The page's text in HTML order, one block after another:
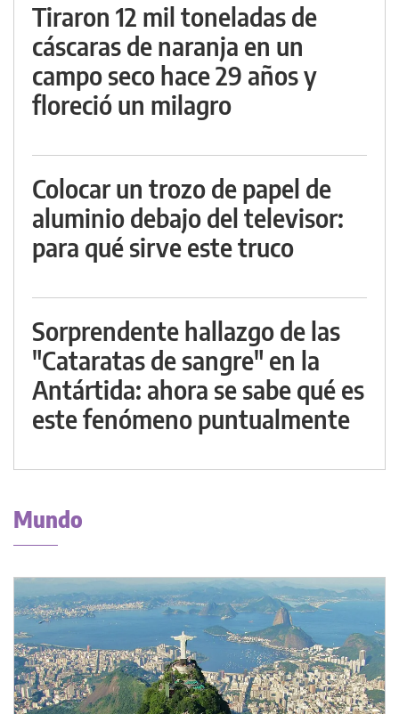
Tiraron 12 mil toneladas de
cáscaras de naranja en un
campo seco hace 29 años y
floreció un milagro
Colocar un trozo de papel de
aluminio debajo del televisor:
para qué sirve este truco
Sorprendente hallazgo de las
"Cataratas de sangre" en la
Antártida: ahora se sabe qué es
este fenómeno puntualmente
Mundo